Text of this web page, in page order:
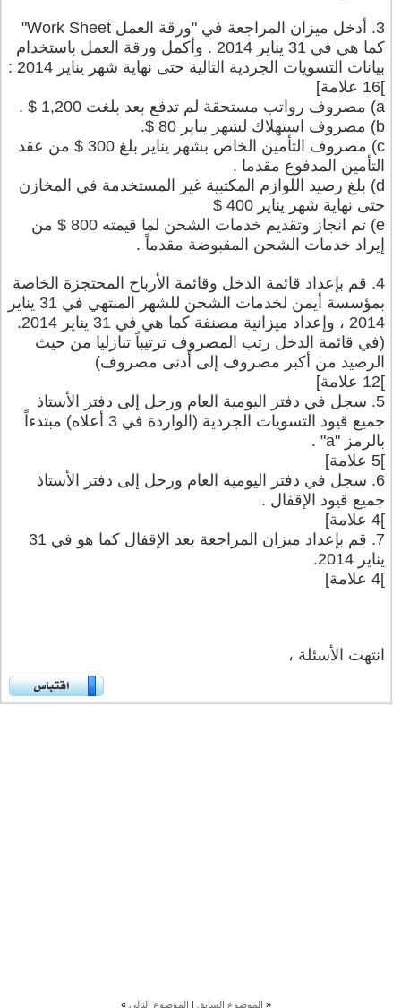
3. أدخل ميزان المراجعة في "ورقة العمل Work Sheet"
كما هي في 31 يناير 2014 . وأكمل ورقة العمل باستخدام
بيانات التسويات الجردية التالية حتى نهاية شهر يناير 2014 :
c) مصروف التأمين الخاص بشهر يناير بلغ 300 $ من عقد
التأمين المدفوع مقدما .
d) بلغ رصيد اللوازم المكتبية غير المستخدمة في المخازن
حتى نهاية شهر يناير 400 $
e) تم انجاز وتقديم خدمات الشحن لما قيمته 800 $ من
إيراد خدمات الشحن المقبوضة مقدماً .
4. قم بإعداد قائمة الدخل وقائمة الأرباح المحتجزة الخاصة
بمؤسسة أيمن لخدمات الشحن للشهر المنتهي في 31 يناير
2014 ، وإعداد ميزانية مصنفة كما هي في 31 يناير 2014.
(في قائمة الدخل رتب المصروف ترتيباً تنازليا من حيث
الرصيد من أكبر مصروف إلى أدنى مصروف)
5. سجل في دفتر اليومية العام ورحل إلى دفتر الأستاذ
جميع قيود التسويات الجردية (الواردة في 3 أعلاه) مبتدءاً
بالرمز "a" .
6. سجل في دفتر اليومية العام ورحل إلى دفتر الأستاذ
جميع قيود الإقفال .
7. قم بإعداد ميزان المراجعة بعد الإقفال كما هو في 31
يناير 2014.
انتهت الأسئلة ،
الموضوع السابق| الموضوع التالي »